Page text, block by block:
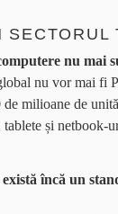
nu mai
nu vor mai fi
milioane de
tablete și netbook-
încă un